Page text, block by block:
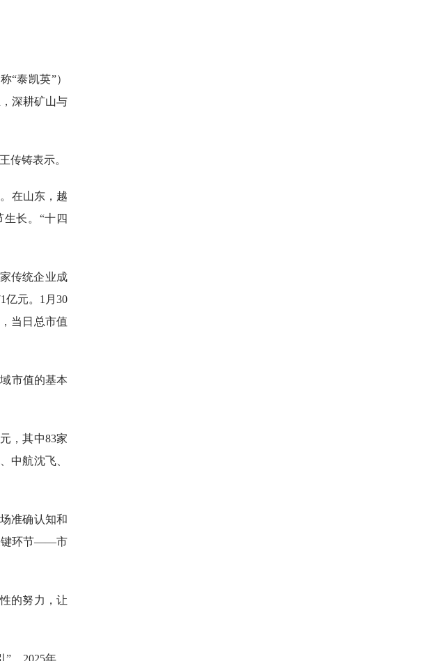
“泰凯英”）
深耕矿山与
传铸表示。
在山东，越
长。“十四
传统企业成
亿元。1月30
当日总市值
市值的基本
，其中83家
中航沈飞、
准确认知和
键环节——市
的努力，让
。2025年，